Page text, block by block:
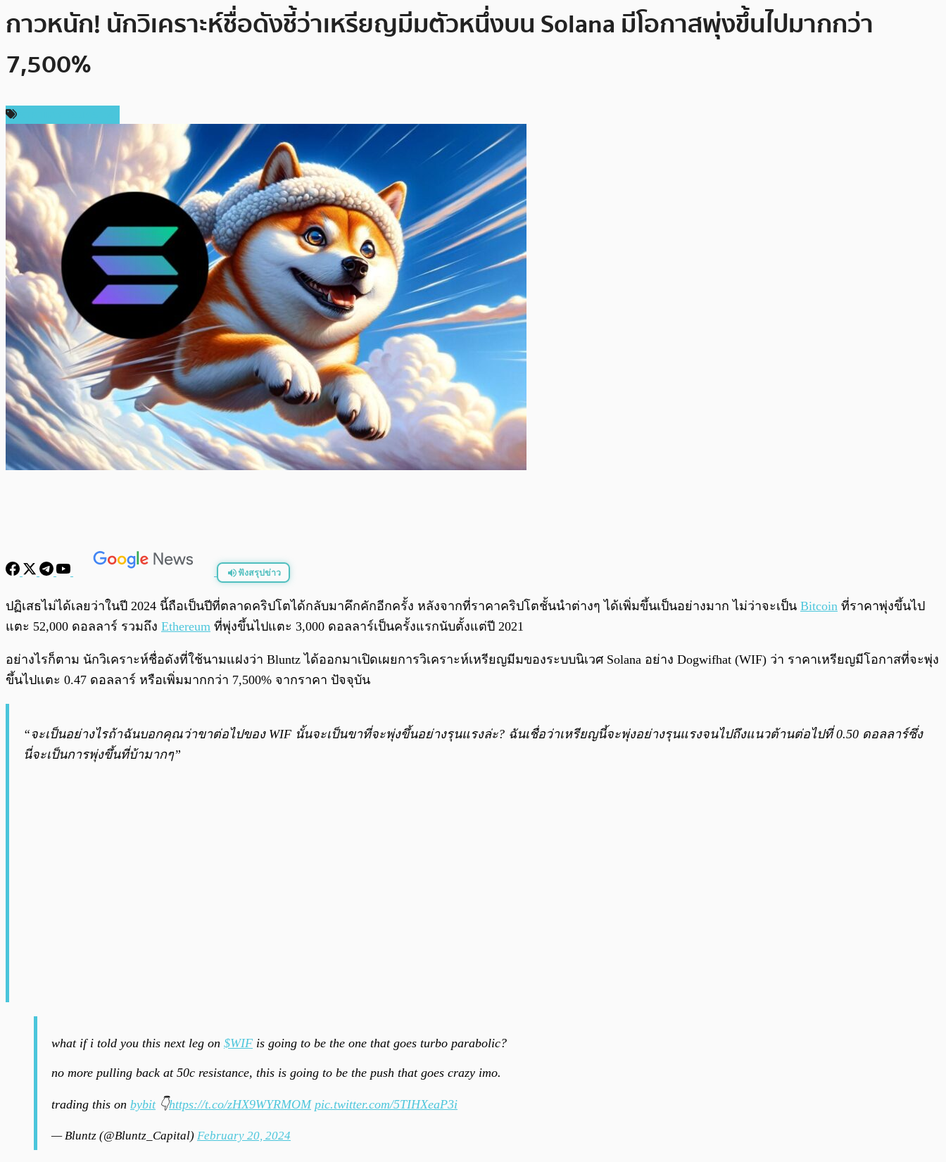
กาวหนัก! นักวิเคราะห์ชื่อดังชี้ว่าเหรียญมีมตัวหนึ่งบน Solana มีโอกาสพุ่งขึ้นไปมากกว่า
7,500%
ฟังสรุปข่าว
พร้อมเล่น 0:00 0:00
ปฏิเสธไม่ได้เลยว่าในปี 2024 นี้ถือเป็นปีที่ตลาดคริปโตได้กลับมาคึกคักอีกครั้ง หลังจากที่ราคาคริปโตชั้นนำต่างๆ ได้เพิ่มขึ้นเป็นอย่างมาก ไม่ว่าจะเป็น Bitcoin ที่ราคาพุ่งขึ้นไป
แตะ 52,000 ดอลลาร์ รวมถึง Ethereum ที่พุ่งขึ้นไปแตะ 3,000 ดอลลาร์เป็นครั้งแรกนับตั้งแต่ปี 2021
อย่างไรก็ตาม นักวิเคราะห์ชื่อดังที่ใช้นามแฝงว่า Bluntz ได้ออกมาเปิดเผยการวิเคราะห์เหรียญมีมของระบบนิเวศ Solana อย่าง Dogwifhat (WIF) ว่า ราคาเหรียญมีโอกาสที่จะพุ่ง
ขึ้นไปแตะ 0.47 ดอลลาร์ หรือเพิ่มมากกว่า 7,500% จากราคา ปัจจุบัน
“จะเป็นอย่างไรถ้าฉันบอกคุณว่าขาต่อไปของ WIF นั้นจะเป็นขาที่จะพุ่งขึ้นอย่างรุนแรงล่ะ? ฉันเชื่อว่าเหรียญนี้จะพุ่งอย่างรุนแรงจนไปถึงแนวต้านต่อไปที่ 0.50 ดอลลาร์ซึ่ง
นี่จะเป็นการพุ่งขึ้นที่บ้ามากๆ”
what if i told you this next leg on $WIF is going to be the one that goes turbo parabolic?
no more pulling back at 50c resistance, this is going to be the push that goes crazy imo.
trading this on bybit👇https://t.co/zHX9WYRMOM pic.twitter.com/5TIHXeaP3i
— Bluntz (@Bluntz_Capital) February 20, 2024